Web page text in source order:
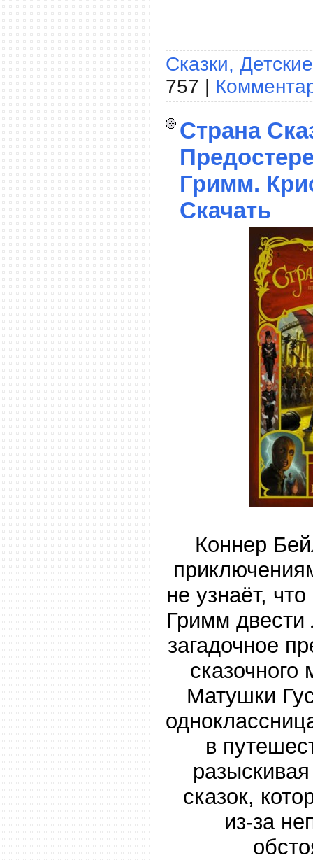
Сказки,
757 |
Страна
Гримм.
Скачать
Коннер
не узнаёт,
Гримм двести
загадочное
Матушки
в
сказок,
из-за